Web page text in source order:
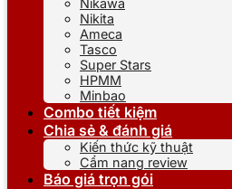
Nikawa
Nikita
Ameca
Tasco
Super Stars
HPMM
Minbao
Combo tiết kiệm
Chia sẻ & đánh giá
Kiến thức kỹ thuật
Cẩm nang review
Báo giá trọn gói